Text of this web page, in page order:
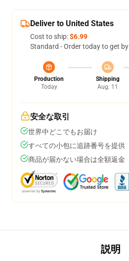
Deliver to United States
Cost to ship:$6.99
Standard - Order today to get by
Production
Today
Shipping
Aug. 11
安全な取引
世界中どこでもお届け
すべての小包に追跡番号を提供
商品が届かない場合は全額返金
説明